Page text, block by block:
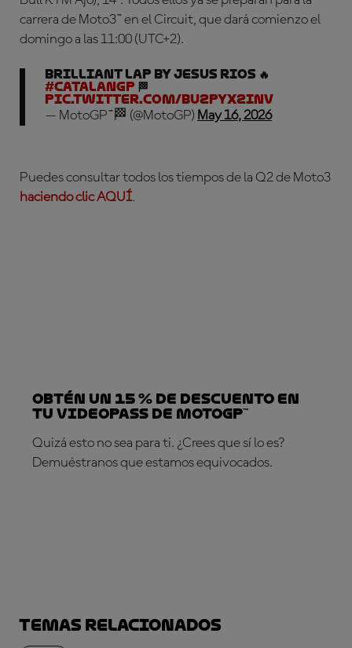
carrera de Moto3™ en el Circuit, que dará comienzo el
domingo a las 11:00 (UTC+2).
Brilliant lap by Jesus Rios 🔥
#CatalanGP 🏁
pic.twitter.com/bU2PYx2INV
— MotoGP™🏁 (@MotoGP) May 16, 2026
Puedes consultar todos los tiempos de la Q2 de Moto3
haciendo clic AQUÍ.
Obtén un 15 % de descuento en
tu VideoPass de MotoGP™
Quizá esto no sea para ti. ¿Crees que sí lo es?
Demuéstranos que estamos equivocados.
Temas relacionados